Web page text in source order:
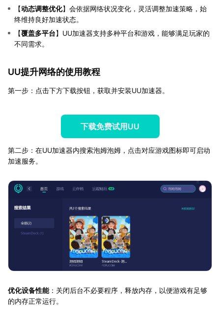
【动态调整优化】会依据网络状况变化，灵活调整加速策略，始
终维持良好加速状态。
【覆盖多平台】UU加速器支持多种平台和游戏，能够满足玩家的
不同需求。
UU提升网络的使用教程
第一步：点击下方下载按钮，获取并安装UU加速器。
下载免费试用UU
第二步：在UU加速器内搜索泡姆泡姆，点击对应游戏图标即可启动
加速服务。
优化设备性能：关闭后台不必要程序，释放内存，以便游戏有足够
的内存正常运行。